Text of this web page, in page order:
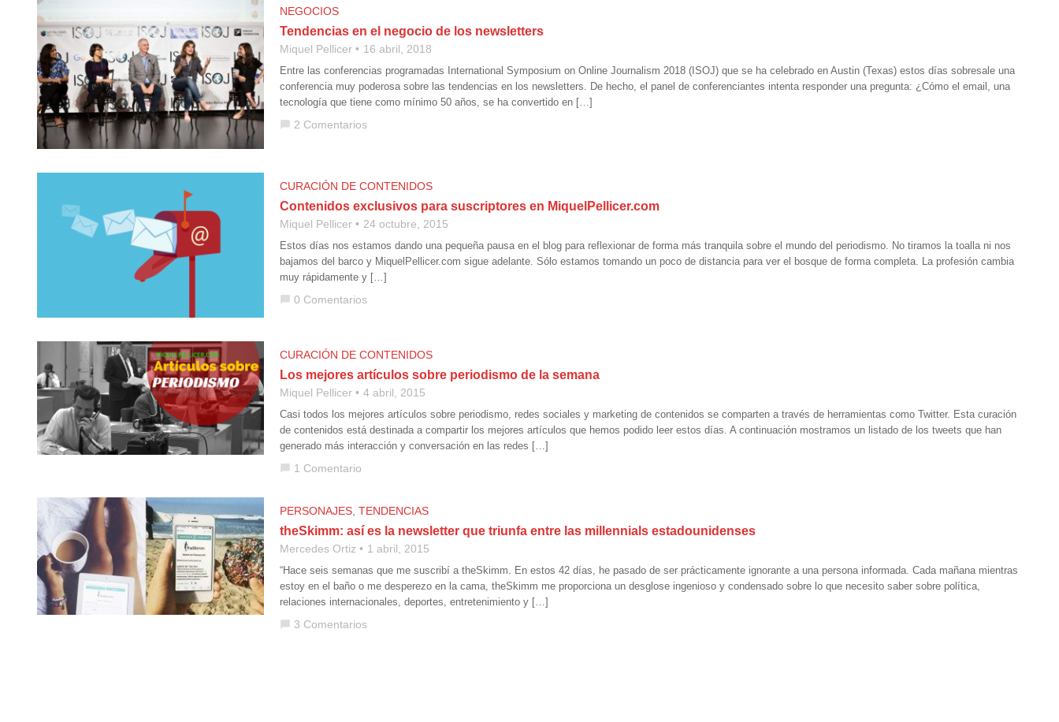
NEGOCIOS
Tendencias en el negocio de los newsletters
Miquel Pellicer 16 abril, 2018
Entre las conferencias programadas International Symposium on Online Journalism 2018 (ISOJ) que se ha celebrado en Austin (Texas) estos días sobresale una
conferencia muy poderosa sobre las tendencias en los newsletters. De hecho, el panel de conferenciantes intenta responder una pregunta: ¿Cómo el email, una
tecnología que tiene como mínimo 50 años, se ha convertido en […]
chat_bubble 2 Comentarios
CURACIÓN DE CONTENIDOS
Contenidos exclusivos para suscriptores en MiquelPellicer.com
Miquel Pellicer 24 octubre, 2015
Estos días nos estamos dando una pequeña pausa en el blog para reflexionar de forma más tranquila sobre el mundo del periodismo. No tiramos la toalla ni nos
bajamos del barco y MiquelPellicer.com sigue adelante. Sólo estamos tomando un poco de distancia para ver el bosque de forma completa. La profesión cambia
muy rápidamente y […]
chat_bubble 0 Comentarios
CURACIÓN DE CONTENIDOS
Los mejores artículos sobre periodismo de la semana
Miquel Pellicer 4 abril, 2015
Casi todos los mejores artículos sobre periodismo, redes sociales y marketing de contenidos se comparten a través de herramientas como Twitter. Esta curación
de contenidos está destinada a compartir los mejores artículos que hemos podido leer estos días. A continuación mostramos un listado de los tweets que han
generado más interacción y conversación en las redes […]
chat_bubble 1 Comentario
PERSONAJES, TENDENCIAS
theSkimm: así es la newsletter que triunfa entre las millennials estadounidenses
Mercedes Ortiz 1 abril, 2015
“Hace seis semanas que me suscribí a theSkimm. En estos 42 días, he pasado de ser prácticamente ignorante a una persona informada. Cada mañana mientras
estoy en el baño o me desperezo en la cama, theSkimm me proporciona un desglose ingenioso y condensado sobre lo que necesito saber sobre política,
relaciones internacionales, deportes, entretenimiento y […]
chat_bubble 3 Comentarios